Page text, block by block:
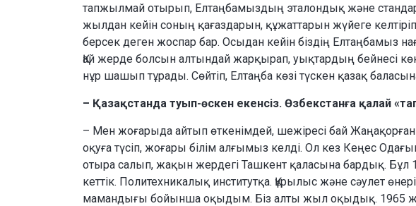
тапжылмай отырып, Елтаңбамыздың эталондық және
жылдан кейін соның қағаздарын, құжаттарын жүйеге
берсек деген жоспар бар. Осыдан кейін біздің Елтаңбамыз
Қай жерде болсын алтындай жарқырап, уықтардың бейнесі
нұр шашып тұрады. Сөйтіп, Елтаңба көзі түскен қазақ
– Қазақстанда туып-өскен екенсіз. Өзбекстанға қалай
– Мен жоғарыда айтып өткенімдей, шежіресі бай Жаңақорған
оқуға түсіп, жоғары білім алғымыз келді. Ол кез Кеңес
отыра салып, жақын жердегі Ташкент қаласына бардық. Бұл
кеттік. Политехникалық институтқа. Құрылыс және сәулет
мамандығы бойынша оқыдым. Біз алты жыл оқыдық. 1965